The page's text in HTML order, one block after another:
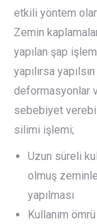
etkili yöntem
Zemin
yapılan şap
yapılırsa
deformasyonlar
sebebiyet
silimi işlemi;
Uzun süreli
olmuş
yapılması
Kullanım